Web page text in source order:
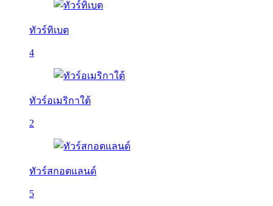
ทัวร์ทิเบต
4
ทัวร์อเมริกาใต้
2
ทัวร์สกอตแลนด์
5